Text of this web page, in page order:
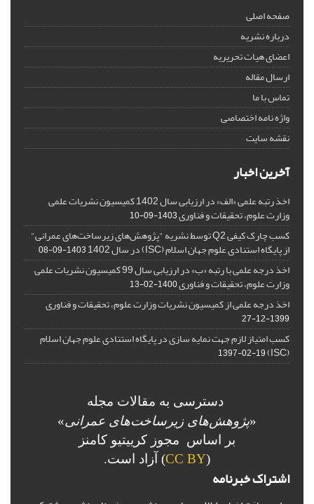
صفحه اصلی
درباره نشریه
اعضای هیات تحریریه
ارسال مقاله
تماس با ما
واژه نامه اختصاصی
نقشه سایت
آخرین اخبار
اخذ رتبه علمی «الف» در ارزیابی سال 1402 کمیسیون نشریات علمی
وزارت علوم، تحقیقات و فناوری1403-09-10
کسب چارک کیفی Q2 توسط نشریه "پژوهش‌های زیرساخت‌های عمرانی"
از پایگاه استنادی علوم جهان اسلام (ISC) در سال 1402 1403-09-08
اخذ درجه علمی با رتبه «ب» در ارزیابی سال 99 کمیسیون نشریات علمی
وزارت علوم، تحقیقات و فناوری1400-02-13
اخذ درجه علمی از کمیسیون نشریات وزارت علوم، تحقیقات و فناوری
1399-12-27
کسب امتیاز لازم جهت نمایه سازی در پایگاه استنادی علوم جهان اسلام
(ISC)
1397-02-19
دسترسی به مقالات مجله
«پژوهش‌های زیرساخت‌های عمرانی»
بر اساس مجوز کرییتیو کامنز
(
CC BY) آزاد است.
اشتراک خبرنامه